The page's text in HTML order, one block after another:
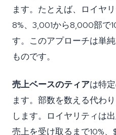
ます。たとえば、ロイヤ
8%、3,001から8,000部で
す。このアプローチは単
ものです。
売上ベースのティアは特
ます。部数を数える代わ
します。ロイヤリティは
売上を受け取るまで10%